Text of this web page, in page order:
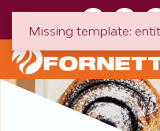
Missing template: